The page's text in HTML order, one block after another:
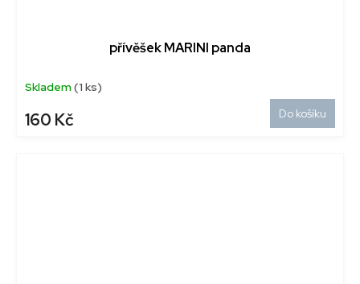
přívěšek MARINI panda
Skladem(1 ks)
160 Kč Do košíku